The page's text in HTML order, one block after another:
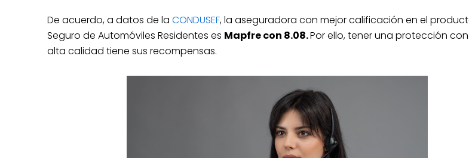
De acuerdo, a datos de la CONDUSEF, la aseguradora con mejor calificación en el
Seguro de Automóviles Residentes es Mapfre con 8.08.Por ello, tener una protección
alta calidad tiene sus recompensas.